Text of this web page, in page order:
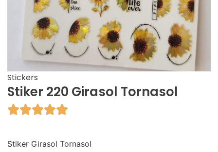
Stickers
Stiker 220 Girasol Tornasol

Stiker Girasol Tornasol